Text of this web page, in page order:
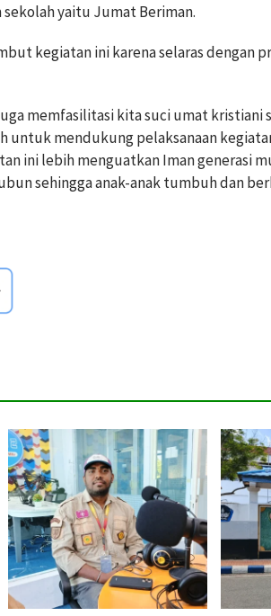
yaitu Jumat Beriman.
kegiatan ini karena selaras dengan
memfasilitasi kita suci umat kristiani
untuk mendukung pelaksanaan
ini lebih menguatkan Iman generasi
sehingga anak-anak tumbuh dan